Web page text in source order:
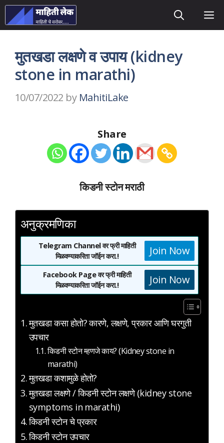
Skip
to
मुतखडा लक्षणे व उपाय (kidney
stone in marathi)
10/07/2022 by MahitiLake
Share
किडनी स्टोन मराठी
अनुक्रमणिका
Telegram Channel वर फ्री माहिती
मिळवण्याकरिता जॉईन करा.!
Join Now
Facebook Page वर फ्री माहिती
मिळवण्याकरिता जॉईन करा.!
Join Now
मुतखडा कसा होतो? कारणे, लक्षणे, प्रकार आणि घरगुती
उपचार
किडनी स्टोन म्हणजे काय? (Kidney stone in
marathi)
मुतखडा कशामुळे होतो?
मुतखडा लक्षणे / किडनी स्टोन लक्षणे (kidney stone
symptoms in marathi)
किडनी स्टोन चे प्रकार
किडनी स्टोन उपचार